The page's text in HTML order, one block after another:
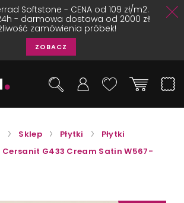
Softstone - CENA od 109 zł/m2.
- darmowa dostawa od 2000 zł!
zamówienia próbek!
ZOBACZ
Sklep Płytki
Płytki
Cersanit G433 Cream Satin W567-